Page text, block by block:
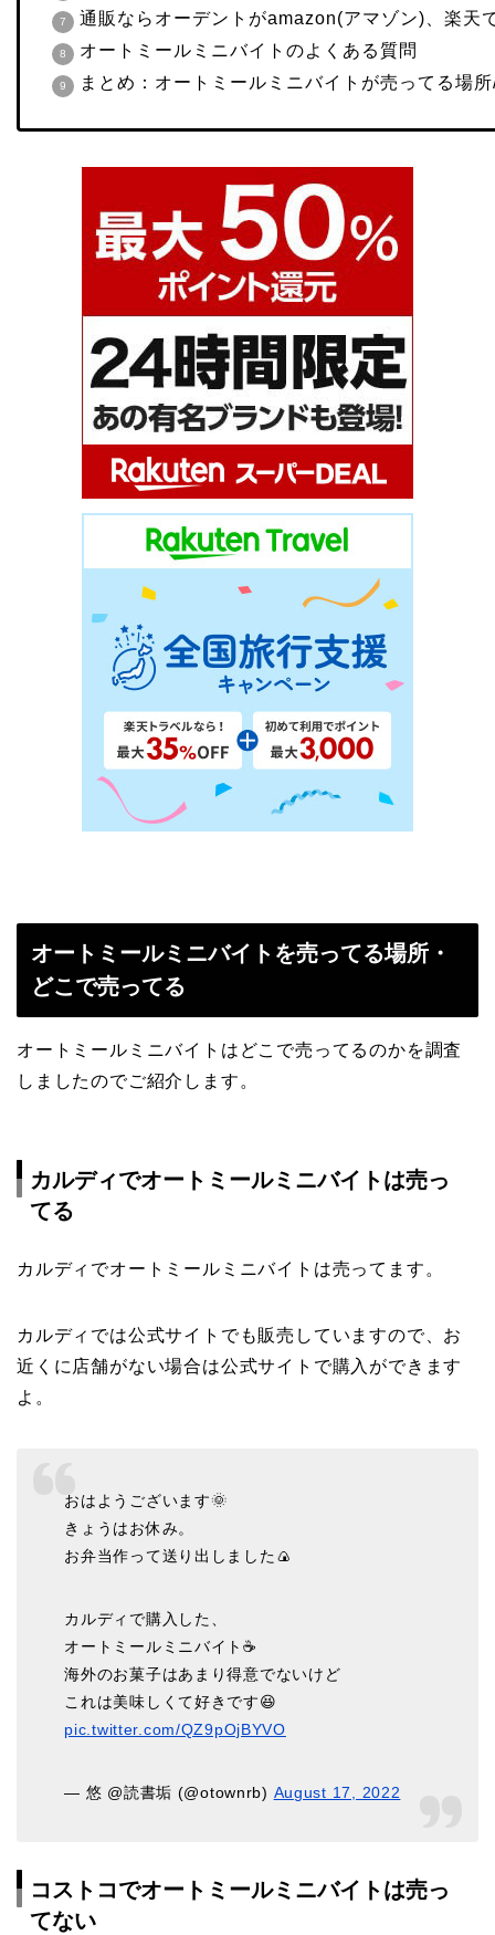
通販ならオーデントがamazon(アマゾン)、楽天
オートミールミニバイトのよくある質問
まとめ：オートミールミニバイトが売ってる場
オートミールミニバイトを売ってる場所・
どこで売ってる
オートミールミニバイトはどこで売ってるのかを調査
しましたのでご紹介します。
カルディでオートミールミニバイトは売っ
てる
カルディでオートミールミニバイトは売ってます。
カルディでは公式サイトでも販売していますので、お
近くに店舗がない場合は公式サイトで購入ができます
よ。
おはようございます🌞
きょうはお休み。
お弁当作って送り出しました🍙
カルディで購入した、
オートミールミニバイト☕️
海外のお菓子はあまり得意でないけど
これは美味しくて好きです😆
pic.twitter.com/QZ9pOjBYVO
— 悠 @読書垢 (@otownrb) August 17, 2022
コストコでオートミールミニバイトは売っ
てない